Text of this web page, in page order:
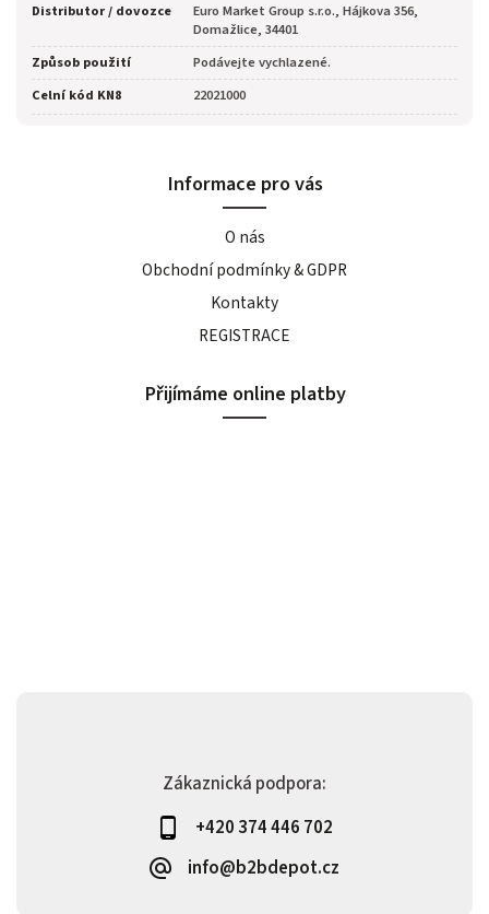
Distributor / dovozce
Euro Market Group s.r.o., Hájkova 356,
Domažlice, 34401
Způsob použití
Podávejte vychlazené.
Celní kód KN8
22021000
Zákaznická podpora:
+420 374 446 702
info@b2bdepot.cz
Informace pro vás
O nás
Obchodní podmínky & GDPR
Kontakty
REGISTRACE
Přijímáme online platby